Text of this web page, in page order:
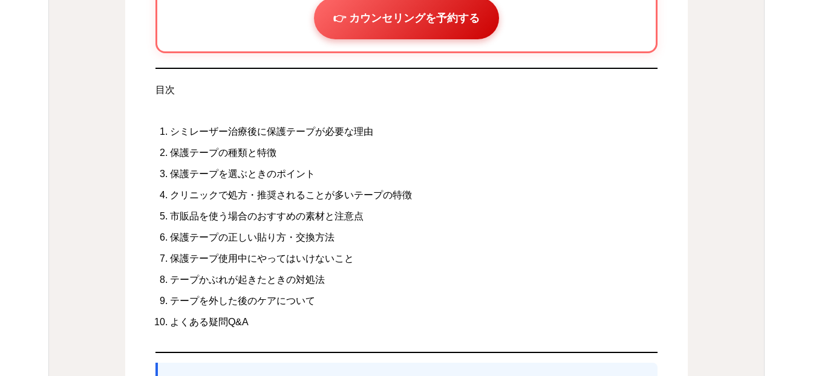
👉 カウンセリングを予約する
目次
シミレーザー治療後に保護テープが必要な理由
保護テープの種類と特徴
保護テープを選ぶときのポイント
クリニックで処方・推奨されることが多いテープの特徴
市販品を使う場合のおすすめの素材と注意点
保護テープの正しい貼り方・交換方法
保護テープ使用中にやってはいけないこと
テープかぶれが起きたときの対処法
テープを外した後のケアについて
よくある疑問Q&A